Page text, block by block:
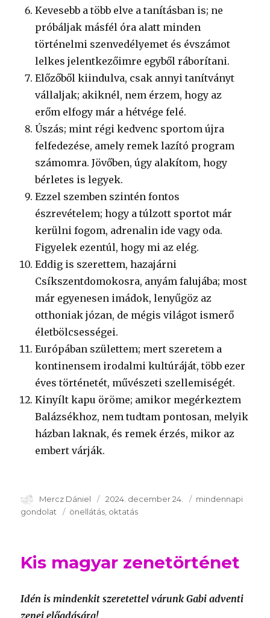
Kevesebb a több elve a tanításban is; ne
próbáljak másfél óra alatt minden
történelmi szenvedélyemet és évszámot
lelkes jelentkezőimre egyből ráborítani.
Előzőből kiindulva, csak annyi tanítványt
vállaljak; akiknél, nem érzem, hogy az
erőm elfogy már a hétvége felé.
Úszás; mint régi kedvenc sportom újra
felfedezése, amely remek lazító program
számomra. Jövőben, úgy alakítom, hogy
bérletes is legyek.
Ezzel szemben szintén fontos
észrevételem; hogy a túlzott sportot már
kerülni fogom, adrenalin ide vagy oda.
Figyelek ezentúl, hogy mi az elég.
Eddig is szerettem, hazajárni
Csíkszentdomokosra, anyám falujába; most
már egyenesen imádok, lenyűgöz az
otthoniak józan, de mégis világot ismerő
életbölcsességei.
Európában születtem; mert szeretem a
kontinensem irodalmi kultúráját, több ezer
éves történetét, művészeti szellemiségét.
Kinyílt kapu öröme; amikor megérkeztem
Balázsékhoz, nem tudtam pontosan, melyik
házban laknak, és remek érzés, mikor az
embert várják.
Szerző
Mercz Dániel Publikálva
2024. december 24. Témakör
mindennapi
gondolat
Kulcsszavak
önellátás oktatás
Kis magyar zenetörténet
Idén is mindenkit szeretettel várunk Gabi adventi